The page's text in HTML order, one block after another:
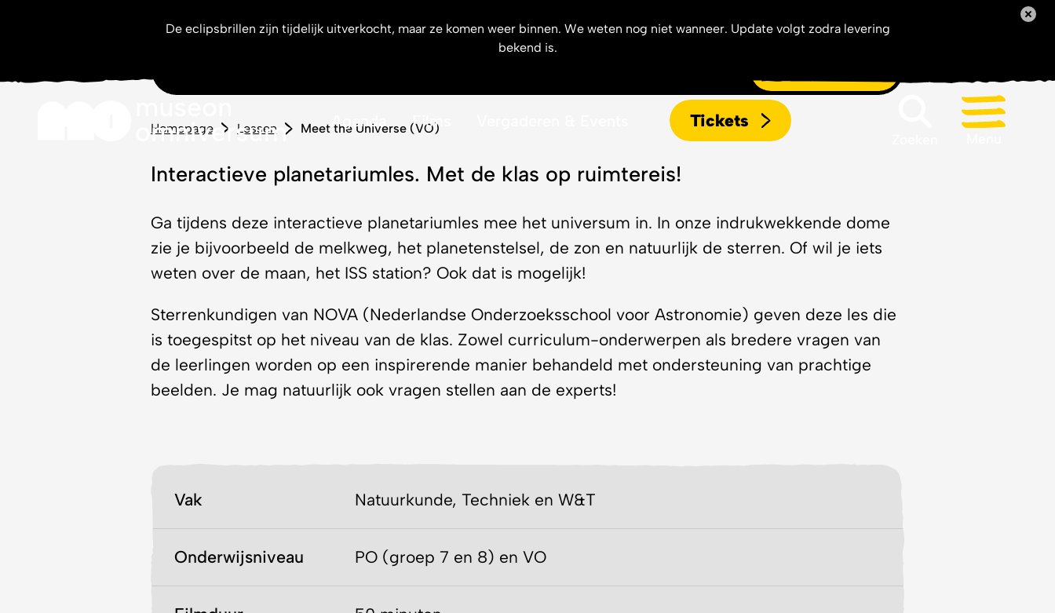
De eclipsbrillen zijn tijdelijk uitverkocht, maar ze komen weer binnen. We weten nog niet wanneer. Update volgt zodra levering
bekend is.
Agenda Films Tickets
Meet the Universe (VO)
Homepage Lessen Meet the Universe (VO)
Interactieve planetariumles. Met de klas op ruimtereis!
Ga tijdens deze interactieve planetariumles mee het universum in. In onze indrukwekkende dome
zie je bijvoorbeeld de melkweg, het planetenstelsel, de zon en natuurlijk de sterren. Of wil je iets
weten over de maan, het ISS station? Ook dat is mogelijk!
Sterrenkundigen van NOVA (Nederlandse Onderzoeksschool voor Astronomie) geven deze les die
is toegespitst op het niveau van de klas. Zowel curriculum-onderwerpen als bredere vragen van
de leerlingen worden op een inspirerende manier behandeld met ondersteuning van prachtige
beelden. Je mag natuurlijk ook vragen stellen aan de experts!
Vak Natuurkunde, Techniek en W&T
Onderwijsniveau PO (groep 7 en 8) en VO